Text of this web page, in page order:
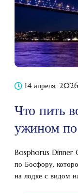
14 апреля, 2026
Что пить
ужином
Bosphorus Dinner
по Босфору,
на лодке с видом